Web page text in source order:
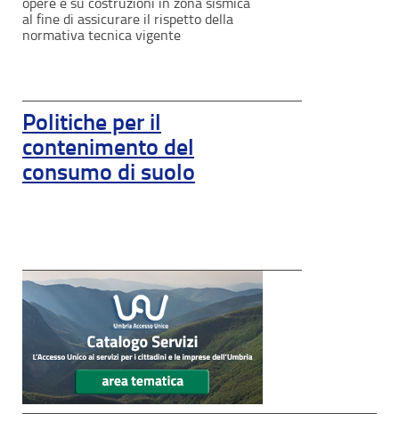
al fine di assicurare il rispetto della
normativa tecnica vigente
Politiche per il
contenimento del
consumo di suolo